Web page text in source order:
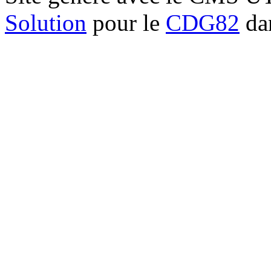
Solution pour le CDG82